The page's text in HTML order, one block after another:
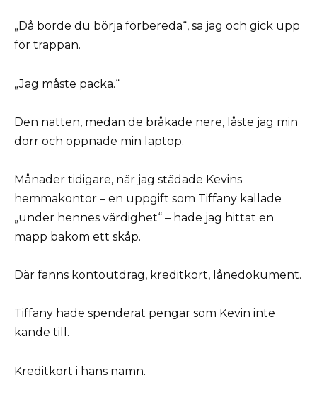
„Då borde du börja förbereda“, sa jag och gick upp
för trappan.
„Jag måste packa.“
Den natten, medan de bråkade nere, låste jag min
dörr och öppnade min laptop.
Månader tidigare, när jag städade Kevins
hemmakontor – en uppgift som Tiffany kallade
„under hennes värdighet“ – hade jag hittat en
mapp bakom ett skåp.
Där fanns kontoutdrag, kreditkort, lånedokument.
Tiffany hade spenderat pengar som Kevin inte
kände till.
Kreditkort i hans namn.